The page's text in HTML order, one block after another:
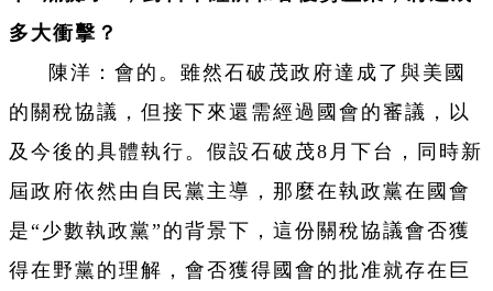
多大衝擊？
陳洋：會的。雖然石破茂政府達成了與美國
的關稅協議，但接下來還需經過國會的審議，以
及今後的具體執行。假設石破茂8月下台，同時新
屆政府依然由自民黨主導，那麼在執政黨在國會
是“少數執政黨”的背景下，這份關稅協議會否獲
得在野黨的理解，會否獲得國會的批准就存在巨